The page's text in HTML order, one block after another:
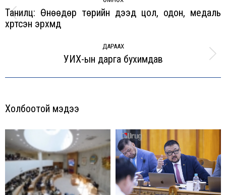
Previous
Танилц: Өнөөдөр төрийн дээд цол, одон, медаль
хүртсэн эрхмүүд
ДАРААХ
Next
УИХ-ын дарга бухимдав
Холбоотой мэдээ